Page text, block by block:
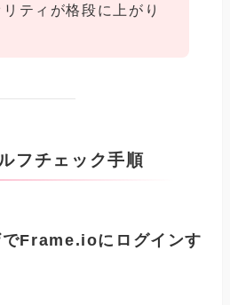
ティが格段に上がり
フチェック手順
Frame.ioにログインす